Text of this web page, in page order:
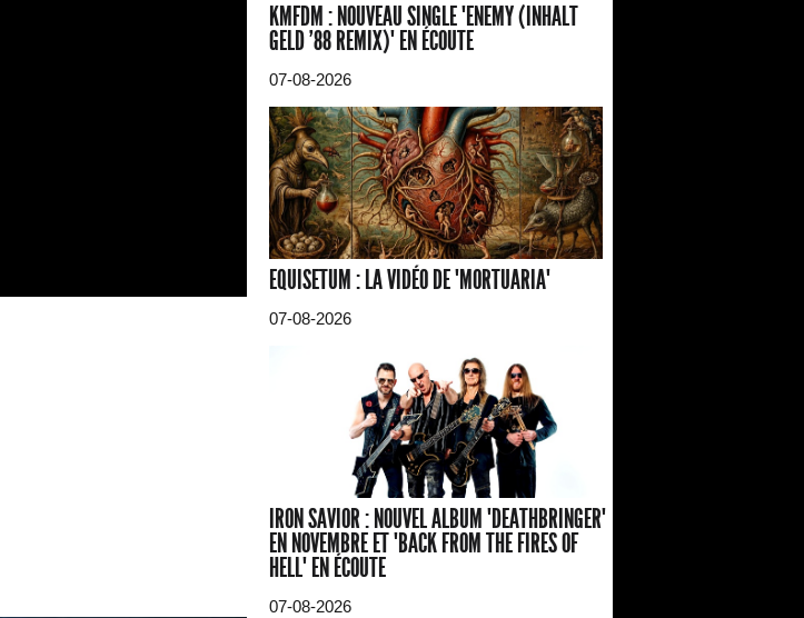
KMFDM : NOUVEAU SINGLE "ENEMY (INHALT
GELD '88 REMIX)" EN ÉCOUTE
07-08-2026
EQUISETUM : LA VIDÉO DE "MORTUARIA"
07-08-2026
IRON SAVIOR : NOUVEL ALBUM "DEATHBRINGER"
EN NOVEMBRE ET "BACK FROM THE FIRES OF
HELL" EN ÉCOUTE
07-08-2026